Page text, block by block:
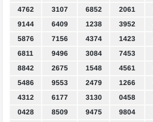
4762
3107 6852 2061
9144
6409 1238 3952
5876
7156 4374 1423
6811
9496 3084 7453
8842
2675 1548 4561
5486
9553 2479 1266
4312
6177 3130 0458
0428
8509 9475 9804